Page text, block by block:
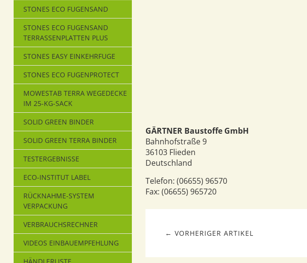
STONES ECO FUGENSAND
STONES ECO FUGENSAND
TERRASSENPLATTEN PLUS
STONES EASY EINKEHRFUGE
STONES ECO FUGENPROTECT
MOWESTAB TERRA WEGEDECKE
IM 25-KG-SACK
SOLID GREEN BINDER
SOLID GREEN TERRA BINDER
TESTERGEBNISSE
ECO-INSTITUT LABEL
RÜCKNAHME-SYSTEM
VERPACKUNG
VERBRAUCHSRECHNER
VIDEOS EINBAUEMPFEHLUNG
GÄRTNER Baustoffe GmbH
Bahnhofstraße 9
36103 Flieden
Deutschland
Telefon: (06655) 96570
Fax: (06655) 965720
← VORHERIGER ARTIKEL